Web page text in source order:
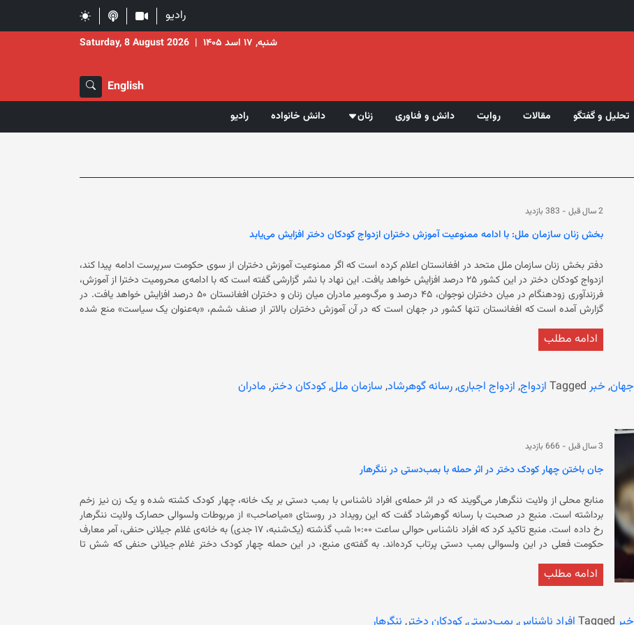
رادیو
شنبه, ۱۷ اسد ۱۴۰۵ |
Saturday, 8 August 2026
English
تحلیل و گفتگو مقالات روایت دانش و فناوری زنان دانش خانواده رادیو
2 سال قبل - 383 بازدید
بخش زنان سازمان ملل: با ادامه ممنوعیت‌ آموزش دختران ازدواج کودکان دختر افزایش می‌یابد
دفتر بخش زنان سازمان ملل متحد در افغانستان اعلام کرده است که اگر ممنوعیت‌ آموزش دختران از سوی حکومت سرپرست ادامه پیدا کند،
ازدواج کودکان دختر در این کشور ۲۵ درصد افزایش خواهد یافت. این نهاد با نشر گزارشی گفته است که با ادامه‌ی محرومیت دخترا از آموزش،
فرزند‌آوری زودهنگام در میان دختران نوجوان، ۴۵ درصد و مرگ‌و‌میر مادران میان زنان و دختران افغانستان ۵۰ درصد افزایش خواهد یافت. در
گزارش آمده است که افغا‌نستان تنها کشور در جهان است که در آن آموزش دختران بالاتر از صنف ششم، «به‌عنوان یک سیاست» منع شده
در تصمیم‌گیری‌های عمومی را بازگردانند. در ادامه آمده است که زنان افغانستان از جامعه‌ی جهانی می‌خواهند که بدون لغو تمام محدودیت‌ها
ادامه مطلب
جهان, خبر Tagged ازدواج, ازدواج اجباری,رسانه گوهرشاد, سازمان ملل,کودکان دختر, مادران
3 سال قبل - 666 بازدید
جان باختن چهار کودک دختر در اثر حمله با بمب‌دستی در ننگرهار
منابع محلی از ولایت ننگرهار می‌گویند که در اثر حمله‌ی افراد ناشناس با بمب دستی بر یک خانه، چهار کودک کشته شده و یک زن نیز زخم
برداشته است. منبع در صحبت با رسانه گوهرشاد گفت که این رویداد در روستای «میاصاحب» از مربوطات ولسوالی حصارک ولایت ننگرهار
رخ داده است. منبع تاکید کرد که افراد ناشناس حوالی ساعت ۱۰:۰۰ شب گذشته (یک‌شنبه، ۱۷ جدی) به خانه‌ی غلام جیلانی حنفی، آمر معارف
حکومت فعلی در این ولسوالی بمب دستی پرتاب کرده‌اند. به گفته‌ی منبع، در این حمله چهار کودک دختر غلام جیلانی حنفی که شش تا
جدی) در ولسوالی قیصار این ولایت رخ داده است.
ادامه مطلب